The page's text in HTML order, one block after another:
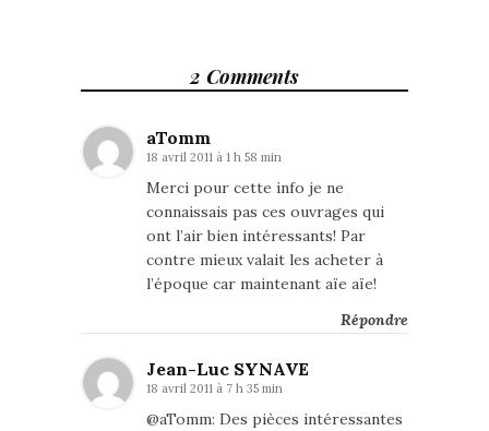
2 Comments
aTomm
18 avril 2011 à 1 h 58 min
Merci pour cette info je ne
connaissais pas ces ouvrages qui
ont l’air bien intéressants! Par
contre mieux valait les acheter à
l’époque car maintenant aïe aïe!
Répondre
Jean-Luc SYNAVE
18 avril 2011 à 7 h 35 min
@aTomm: Des pièces intéressantes